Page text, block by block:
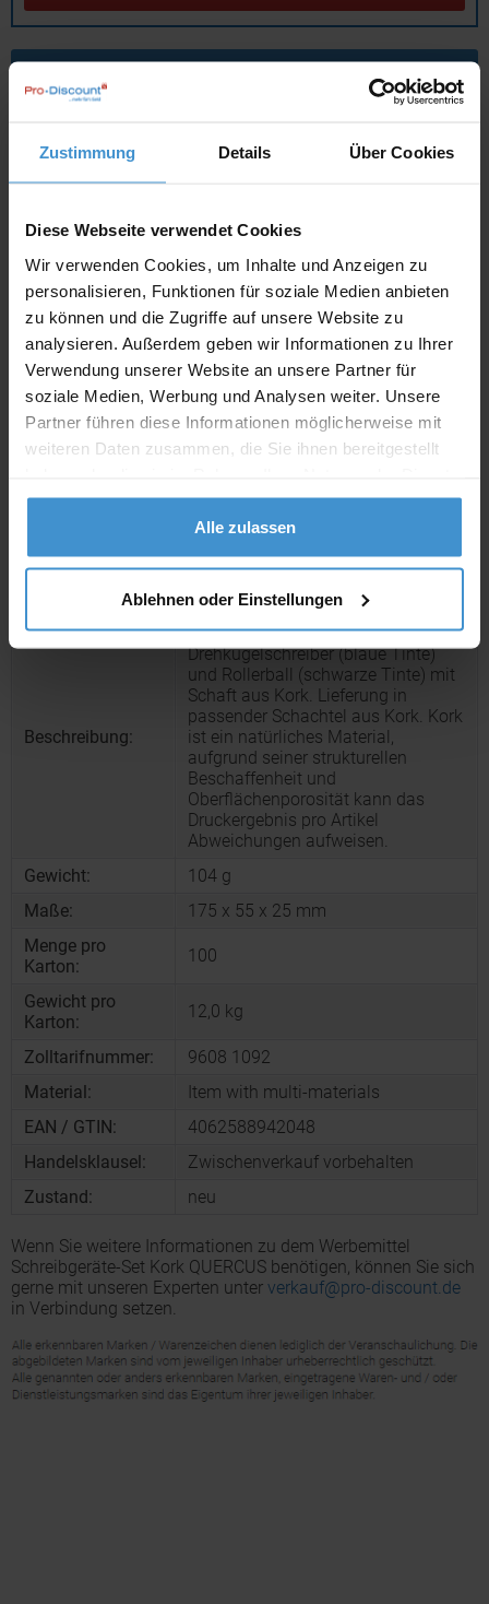
Zustimmung Details Über Cookies
Diese Webseite verwendet Cookies
Wir verwenden Cookies, um Inhalte und Anzeigen zu
personalisieren, Funktionen für soziale Medien anbieten
zu können und die Zugriffe auf unsere Website zu
analysieren. Außerdem geben wir Informationen zu Ihrer
Verwendung unserer Website an unsere Partner für
soziale Medien, Werbung und Analysen weiter. Unsere
Partner führen diese Informationen möglicherweise mit
weiteren Daten zusammen, die Sie ihnen bereitgestellt
gesammelt haben.
Alle zulassen
Ablehnen oder Einstellungen
Artikel mit Werbeanbringung: ca. 10 Werktage
Werbeanbringung zur Freigabe
der Produktion:
ca. 10 Werktage
Artikel ohne Werbeanbringung:
Muster: ca. 3 - 5 Werktage
Produktinformationen zu diesem Werbeartikel
Artikelnummer:
OCBMO9678-40
Schreibgeräte-Set Kork QUERCUS
Beschreibung:
Schreibset aus Metall mit
Drehkugelschreiber (blaue Tinte)
und Rollerball (schwarze Tinte) mit
Schaft aus Kork. Lieferung in
passender Schachtel aus Kork. Kork
ist ein natürliches Material,
aufgrund seiner strukturellen
Beschaffenheit und
Oberflächenporosität kann das
Druckergebnis pro Artikel
Abweichungen aufweisen.
Gewicht:
104 g
Maße:
175 x 55 x 25 mm
Menge pro
Karton:
100
Gewicht pro
Karton:
12,0 kg
Zolltarifnummer:
9608 1092
Material:
Item with multi-materials
EAN / GTIN:
4062588942048
Handelsklausel:
Zwischenverkauf vorbehalten
Zustand:
neu
Wenn Sie weitere Informationen zu dem Werbemittel
Schreibgeräte-Set Kork QUERCUS benötigen, können Sie sich
gerne mit unseren Experten unter verkauf@pro-discount.de
in Verbindung setzen.